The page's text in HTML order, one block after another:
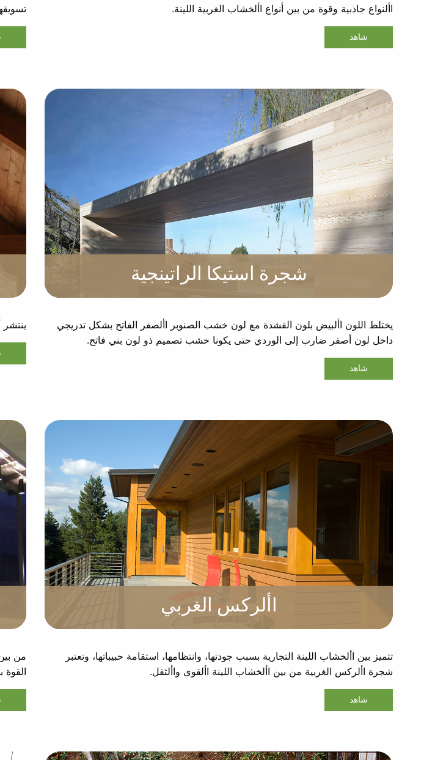
األنواع جاذبية وقوة من بين أنواع األخشاب الغربية اللينة.
شاهد
شجرة استيكا الراتينجية
يختلط اللون األبيض بلون القشدة مع لون خشب الصنوبر األصفر الفاتح بشكل تدريجي
داخل لون أصفر ضارب إلى الوردي حتى يكونا خشب تصميم ذو لون بني فاتح.
شاهد
من
القوة
األركس الغربي
تتميز بين األخشاب اللينة التجارية بسبب جودتها، وانتظامها، استقامة حبيباتها، وتعتبر
شجرة األركس الغربية من بين األخشاب اللينة األقوى واألثقل.
شاهد